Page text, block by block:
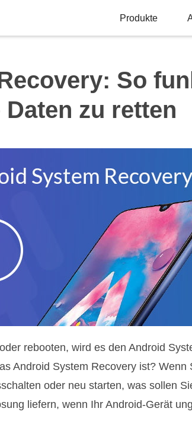
Produkte
So
Daten zu retten
rebooten, wird es den Android
Android System Recovery ist? Wenn
oder neu starten, was sollen
liefern, wenn Ihr Android-Gerät